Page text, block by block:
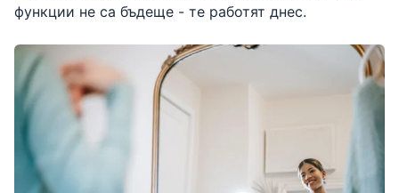
функции не са бъдеще - те работят днес.